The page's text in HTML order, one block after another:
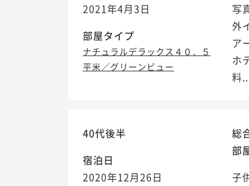
2021年4月3日
部屋タイプ
ナチュラルデラックス４０．５
平米／グリーンビュー
写
外
ア
ホ
料
40代後半
宿泊日
2020年12月26日
総
部
子